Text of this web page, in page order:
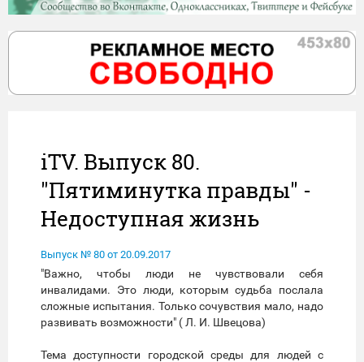
iTV. Выпуск 80.
"Пятиминутка правды" -
Недоступная жизнь
Выпуск № 80 от 20.09.2017
"Важно, чтобы люди не чувствовали себя
инвалидами. Это люди, которым судьба послала
сложные испытания. Только сочувствия мало, надо
развивать возможности" ( Л. И. Швецова)
Тема доступности городской среды для людей с